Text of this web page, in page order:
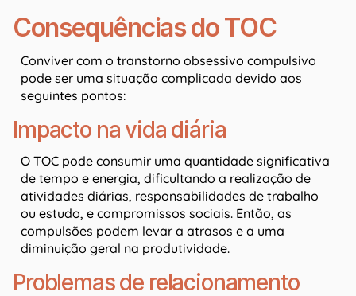
Consequências do TOC
Conviver com o transtorno obsessivo compulsivo
pode ser uma situação complicada devido aos
seguintes pontos:
Impacto na vida diária
O TOC pode consumir uma quantidade significativa
de tempo e energia, dificultando a realização de
atividades diárias, responsabilidades de trabalho
ou estudo, e compromissos sociais. Então, as
compulsões podem levar a atrasos e a uma
diminuição geral na produtividade.
Problemas de relacionamento